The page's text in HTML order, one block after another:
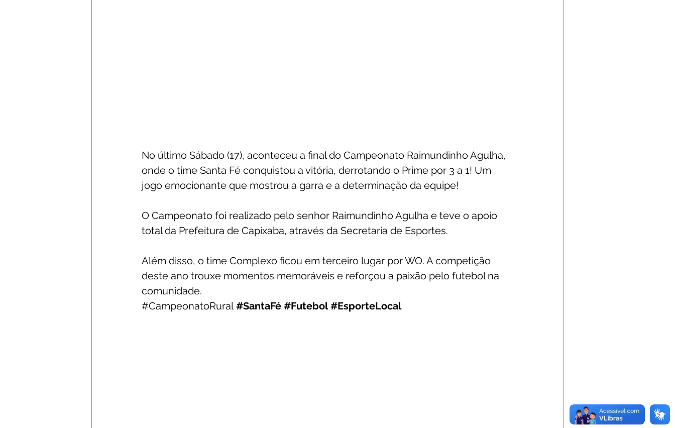
No último Sábado (17), aconteceu a final do Campeonato Raimundinho Agulha,
onde o time Santa Fé conquistou a vitória, derrotando o Prime por 3 a 1! Um
jogo emocionante que mostrou a garra e a determinação da equipe!
O Campeonato foi realizado pelo senhor Raimundinho Agulha e teve o apoio
total da Prefeitura de Capixaba, através da Secretaria de Esportes.
Além disso, o time Complexo ficou em terceiro lugar por WO. A competição
deste ano trouxe momentos memoráveis e reforçou a paixão pelo futebol na
comunidade.
#CampeonatoRural #SantaFé #Futebol #EsporteLocal